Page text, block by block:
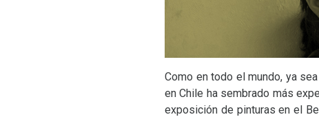
Como en todo el mundo, ya
en Chile ha sembrado más
exposición de pinturas en el